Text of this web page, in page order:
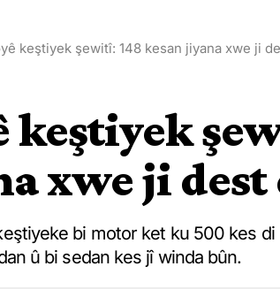
keştiyek şewitî: 148 kesan jiyana xwe ji
keştiyek
xwe ji dest
bi motor ket ku 500 kes
û bi sedan kes jî winda bûn.